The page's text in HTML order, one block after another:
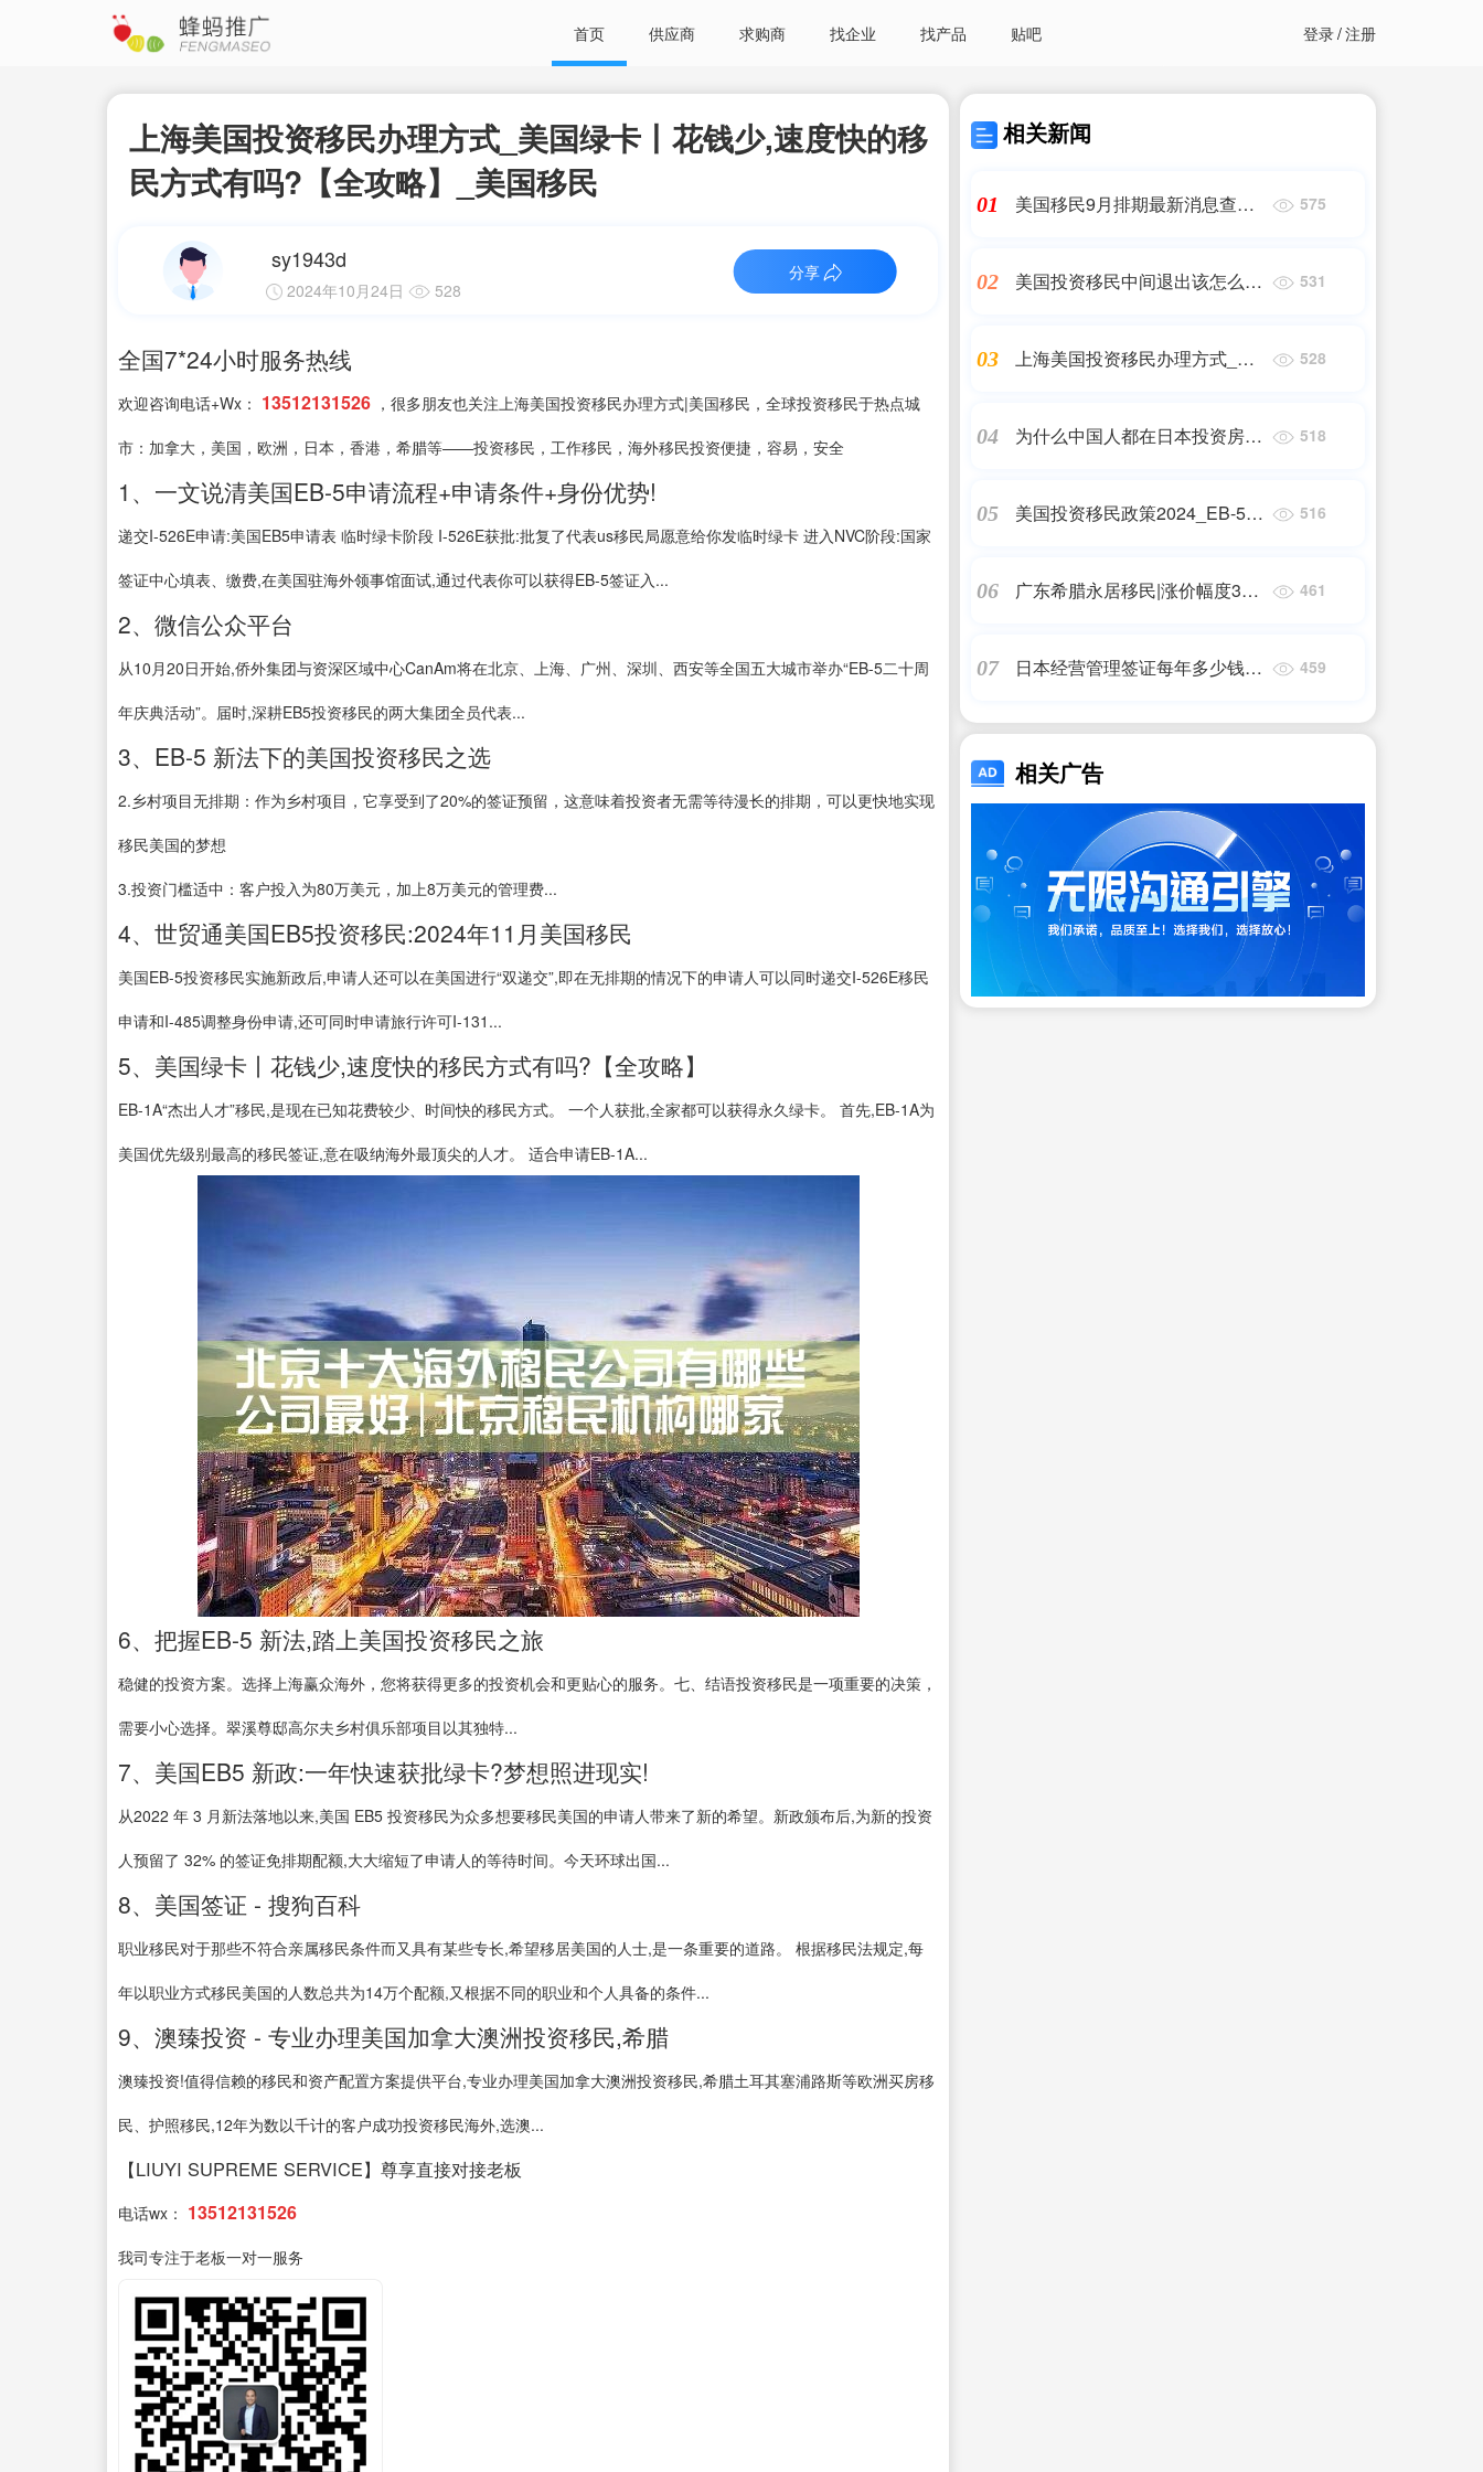
首页 供应商 求购商 找企业 找产品 贴吧 登录/注册
上海美国投资移民办理方式_美国绿卡丨花钱少,速度快的移
民方式有吗?【全攻略】_美国移民
sy1943d
2024年10月24日 528
分享
全国7*24小时服务热线
欢迎咨询电话+Wx： 13512131526 ，很多朋友也关注上海美国投资移民办理方式|美国移民，全球投资移民于热点城
市：加拿大，美国，欧洲，日本，香港，希腊等——投资移民，工作移民，海外移民投资便捷，容易，安全
1、一文说清美国EB-5申请流程+申请条件+身份优势!
递交I-526E申请:美国EB5申请表 临时绿卡阶段 I-526E获批:批复了代表us移民局愿意给你发临时绿卡 进入NVC阶段:国家
签证中心填表、缴费,在美国驻海外领事馆面试,通过代表你可以获得EB-5签证入...
2、微信公众平台
从10月20日开始,侨外集团与资深区域中心CanAm将在北京、上海、广州、深圳、西安等全国五大城市举办“EB-5二十周
年庆典活动”。届时,深耕EB5投资移民的两大集团全员代表...
3、EB-5 新法下的美国投资移民之选
2.乡村项目无排期：作为乡村项目，它享受到了20%的签证预留，这意味着投资者无需等待漫长的排期，可以更快地实现
移民美国的梦想
3.投资门槛适中：客户投入为80万美元，加上8万美元的管理费...
4、世贸通美国EB5投资移民:2024年11月美国移民
美国EB-5投资移民实施新政后,申请人还可以在美国进行“双递交”,即在无排期的情况下的申请人可以同时递交I-526E移民
申请和I-485调整身份申请,还可同时申请旅行许可I-131...
5、美国绿卡丨花钱少,速度快的移民方式有吗?【全攻略】
EB-1A“杰出人才”移民,是现在已知花费较少、时间快的移民方式。 一个人获批,全家都可以获得永久绿卡。 首先,EB-1A为
美国优先级别最高的移民签证,意在吸纳海外最顶尖的人才。 适合申请EB-1A...
6、把握EB-5 新法,踏上美国投资移民之旅
稳健的投资方案。选择上海赢众海外，您将获得更多的投资机会和更贴心的服务。七、结语投资移民是一项重要的决策，
需要小心选择。翠溪尊邸高尔夫乡村俱乐部项目以其独特...
7、美国EB5 新政:一年快速获批绿卡?梦想照进现实!
从2022 年 3 月新法落地以来,美国 EB5 投资移民为众多想要移民美国的申请人带来了新的希望。新政颁布后,为新的投资
人预留了 32% 的签证免排期配额,大大缩短了申请人的等待时间。今天环球出国...
8、美国签证 - 搜狗百科
职业移民对于那些不符合亲属移民条件而又具有某些专长,希望移居美国的人士,是一条重要的道路。 根据移民法规定,每
年以职业方式移民美国的人数总共为14万个配额,又根据不同的职业和个人具备的条件...
9、澳臻投资 - 专业办理美国加拿大澳洲投资移民,希腊
澳臻投资!值得信赖的移民和资产配置方案提供平台,专业办理美国加拿大澳洲投资移民,希腊土耳其塞浦路斯等欧洲买房移
民、护照移民,12年为数以千计的客户成功投资移民海外,选澳...
【LIUYI SUPREME SERVICE】尊享直接对接老板
电话wx： 13512131526
我司专注于老板一对一服务
相关新闻
01
美国移民9月排期最新消息查询,
575
02
美国投资移民中间退出该怎么处
吗?,香港移民
531
03
上海美国投资移民办理方式_美
528
04
为什么中国人都在日本投资房产
资移民_问答
518
05
美国投资移民政策2024_EB-5项
516
06
广东希腊永居移民|涨价幅度3倍
461
07
日本经营管理签证每年多少钱
办理流程,看完这篇就_日本移民
459
相关广告